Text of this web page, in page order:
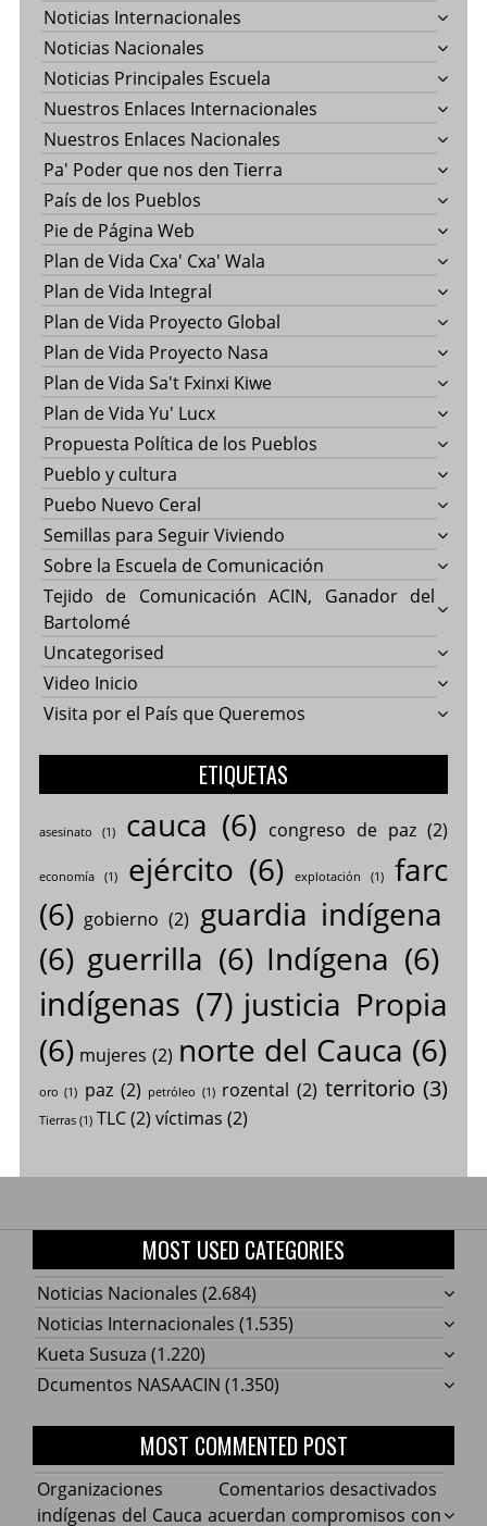
Noticias Internacionales
Noticias Nacionales
Noticias Principales Escuela
Nuestros Enlaces Internacionales
Nuestros Enlaces Nacionales
Pa' Poder que nos den Tierra
País de los Pueblos
Pie de Página Web
Plan de Vida Cxa' Cxa' Wala
Plan de Vida Integral
Plan de Vida Proyecto Global
Plan de Vida Proyecto Nasa
Plan de Vida Sa't Fxinxi Kiwe
Plan de Vida Yu' Lucx
Propuesta Política de los Pueblos
Pueblo y cultura
Puebo Nuevo Ceral
Semillas para Seguir Viviendo
Sobre la Escuela de Comunicación
Tejido de Comunicación ACIN, Ganador del
Bartolomé
Uncategorised
Video Inicio
Visita por el País que Queremos
ETIQUETAS
asesinato (1) cauca (6) congreso de paz(2)
economía(1) ejército (6) explotación (1)
farc
(6) gobierno (2) guardia indígena
(6) guerrilla (6) Indígena (6)
indígenas (7) justicia Propia
(6) mujeres (2) norte del Cauca (6)
oro (1) paz (2) petróleo (1) rozental (2) territorio (3)
Tierras(1) TLC(2) víctimas (2)
MOST USED CATEGORIES
Noticias Nacionales (2.684)
Noticias Internacionales (1.535)
Kueta Susuza (1.220)
Dcumentos NASAACIN (1.350)
MOST COMMENTED POST
Comentarios desactivados
Organizaciones
indígenas del Cauca acuerdan compromisos con